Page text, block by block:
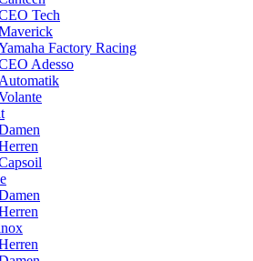
Tech
Factory Racing
Adesso
Automatik